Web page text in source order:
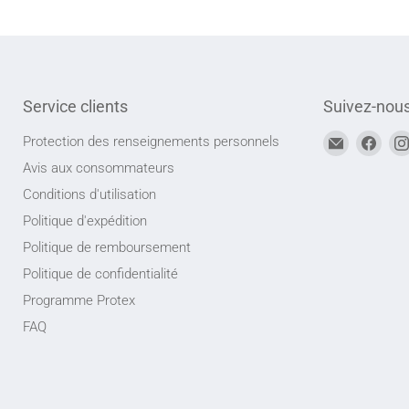
Service clients
Protection des renseignements personnels
Avis aux consommateurs
Conditions d'utilisation
Politique d'expédition
Politique de remboursement
Politique de confidentialité
Programme Protex
FAQ
Suivez-
Trouvez-